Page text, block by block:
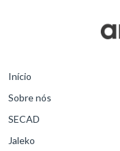
Início
Sobre nós
SECAD
Jaleko